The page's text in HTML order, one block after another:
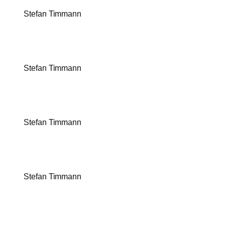
Stefan Timmann
Stefan Timmann
Stefan Timmann
Stefan Timmann